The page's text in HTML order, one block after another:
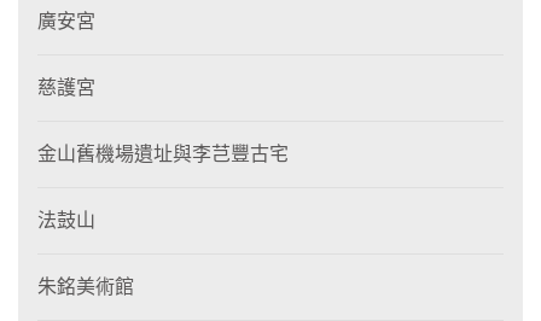
廣安宮
慈護宮
金山舊機場遺址與李芑豐古宅
法鼓山
朱銘美術館